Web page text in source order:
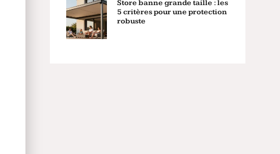
Store banne grande taille : les
5 critères pour une protection
robuste